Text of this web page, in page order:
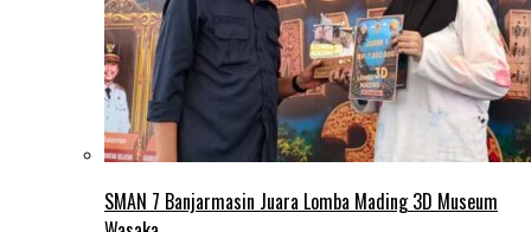
SMAN 7 Banjarmasin Juara Lomba Mading 3D Museum